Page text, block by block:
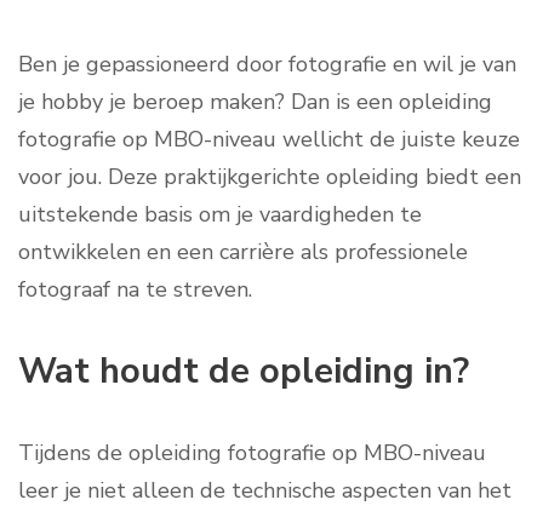
Ben je gepassioneerd door fotografie en wil je van
je hobby je beroep maken? Dan is een opleiding
fotografie op MBO-niveau wellicht de juiste keuze
voor jou. Deze praktijkgerichte opleiding biedt een
uitstekende basis om je vaardigheden te
ontwikkelen en een carrière als professionele
fotograaf na te streven.
Wat houdt de opleiding in?
Tijdens de opleiding fotografie op MBO-niveau
leer je niet alleen de technische aspecten van het